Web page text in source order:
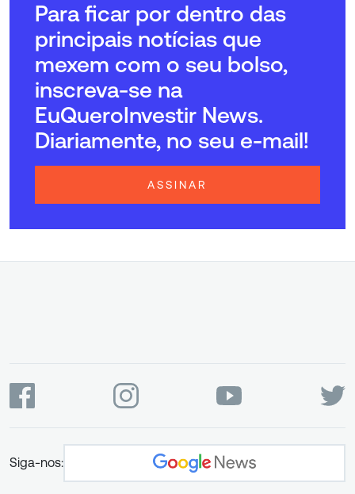
Para ficar por dentro das
principais notícias que
mexem com o seu bolso,
inscreva-se na
EuQueroInvestir News.
Diariamente, no seu e-mail!
ASSINAR
Siga-nos: